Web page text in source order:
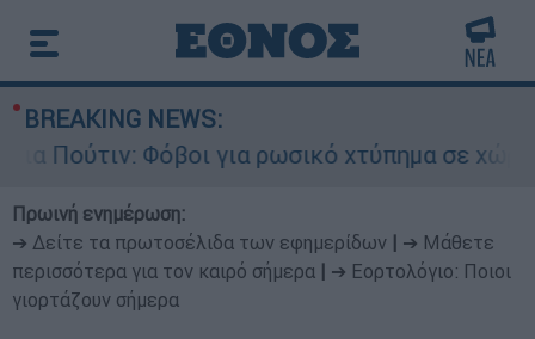
BREAKING NEWS:
Φόβοι για ρωσικό χτύπημα σε χώρα
Πρωινή ενημέρωση:
➔ Δείτε τα πρωτοσέλιδα των εφημερίδων
➔ Μάθετε
περισσότερα για τον καιρό σήμερα
➔ Εορτολόγιο: Ποιοι
γιορτάζουν σήμερα